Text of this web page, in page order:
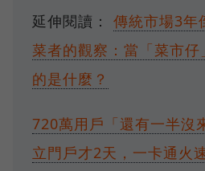
延伸閱讀： 傳統市場3年
菜者的觀察：當「菜市
的是什麼？
720萬用戶「還有一半沒
立門戶才2天，一卡通火